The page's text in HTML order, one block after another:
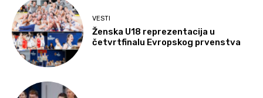
VESTI
Ženska U18 reprezentacija u
četvrtfinalu Evropskog prvenstva